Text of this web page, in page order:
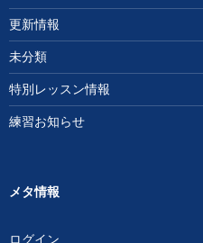
更新情報
未分類
特別レッスン情報
練習お知らせ
メタ情報
ログイン